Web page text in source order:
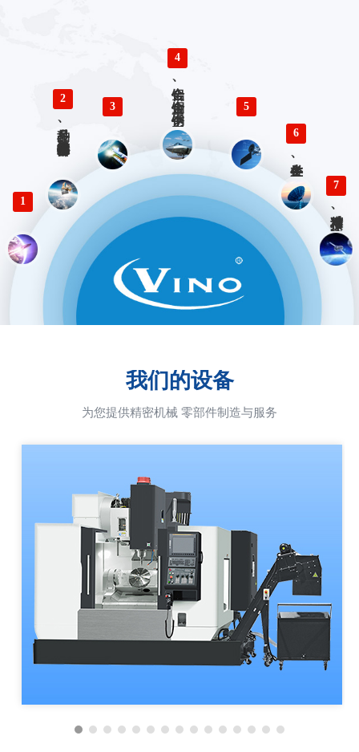
1
2
多品种、小批量精密仪器零部件加工
3
4
铝合金、铜合金、不锈钢、钛合金零件精密加工 5
6
各类生产、检验工装设计与制造
7
精准对接、快速响应 优势服务
我们的设备
为您提供精密机械 零部件制造与服务